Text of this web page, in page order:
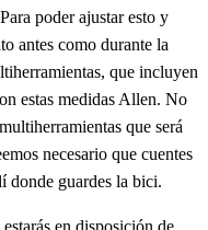
poder ajustar esto y
antes como durante la
que incluyen
estas medidas Allen. No
que será
necesario que cuentes
donde guardes la bici.
en disposición de